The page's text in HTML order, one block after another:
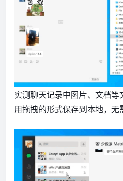
实测聊天记录中图片、文档
用拖拽的形式保存到本地，无